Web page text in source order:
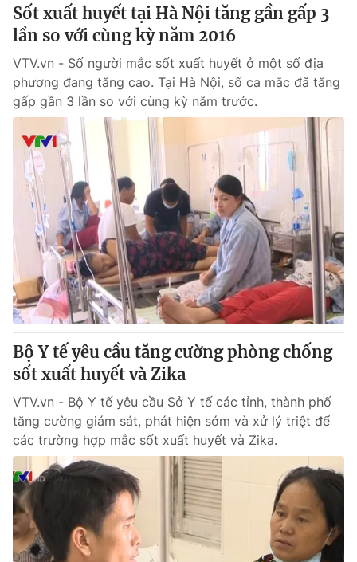
® Cấm sao chép dưới mọi hình thức nếu không có sự chấp
thuận bằng văn bản. Ghi rõ nguồn VTV.vn khi phát hành lại
thông tin từ website này.
Sốt xuất huyết tại Hà Nội tăng gần gấp 3
lần so với cùng kỳ năm 2016
VTV.vn - Số người mắc sốt xuất huyết ở một số địa
phương đang tăng cao. Tại Hà Nội, số ca mắc đã tăng
gấp gần 3 lần so với cùng kỳ năm trước.
Bộ Y tế yêu cầu tăng cường phòng chống
sốt xuất huyết và Zika
VTV.vn - Bộ Y tế yêu cầu Sở Y tế các tỉnh, thành phố
tăng cường giám sát, phát hiện sớm và xử lý triệt để
các trường hợp mắc sốt xuất huyết và Zika.